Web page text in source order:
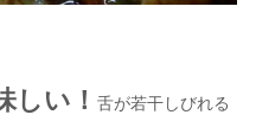
しい！ 舌が若干しびれる